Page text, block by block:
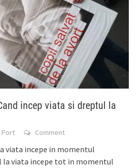
incep viata si dreptul la
Port Comment
viata incepe in momentul
la viata incepe tot in momentul